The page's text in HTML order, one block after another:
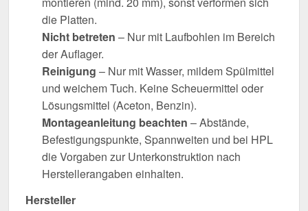
die Platten.
Nicht betreten – Nur mit Laufbohlen im Bereich
der Auflager.
Reinigung – Nur mit Wasser, mildem Spülmittel
und weichem Tuch. Keine Scheuermittel oder
Lösungsmittel (Aceton, Benzin).
Montageanleitung beachten – Abstände,
Befestigungspunkte, Spannweiten und bei HPL
die Vorgaben zur Unterkonstruktion nach
Herstellerangaben einhalten.
Hersteller